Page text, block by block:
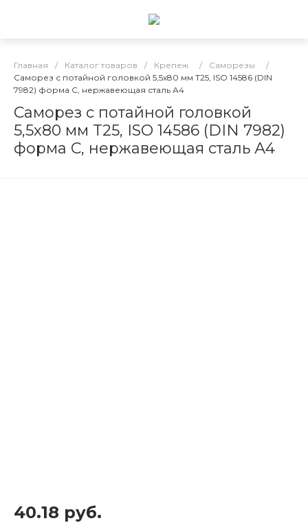
Главная / Каталог товаров / Крепеж / Саморезы
/
Саморез с потайной головкой 5,5х80 мм T25, ISO 14586 (DIN
7982) форма C, нержавеющая сталь А4
Саморез с потайной головкой
5,5х80 мм T25, ISO 14586 (DIN 7982)
форма C, нержавеющая сталь А4
40.18 руб.